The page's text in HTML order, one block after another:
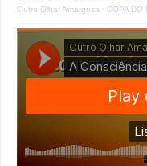
Outro Olhar Amargosa · COPA DO